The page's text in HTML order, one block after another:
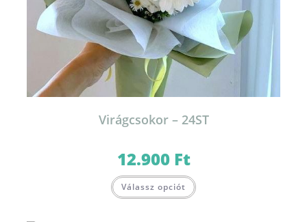
Virágcsokor – 24ST
12.900 Ft
Válassz opciót